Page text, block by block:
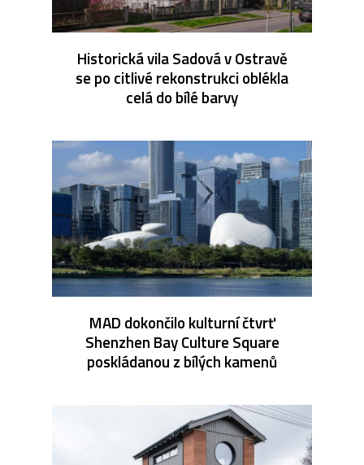
Historická vila Sadová v Ostravě
se po citlivé rekonstrukci oblékla
celá do bílé barvy
MAD dokončilo kulturní čtvrť
Shenzhen Bay Culture Square
poskládanou z bílých kamenů